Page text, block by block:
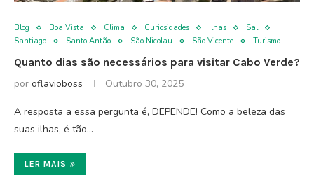
Blog Boa Vista Clima Curiosidades Ilhas
Sal
Santiago
Santo Antão São Nicolau São Vicente Turismo
Quanto dias são necessários para visitar Cabo Verde?
por oflavioboss Outubro 30, 2025
A resposta a essa pergunta é, DEPENDE! Como a beleza das
suas ilhas, é tão…
LER MAIS